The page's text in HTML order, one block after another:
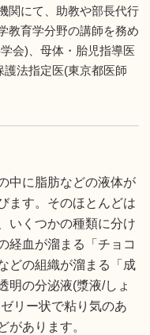
関にて、助教や部長代行
教育学分野の講師を務め
会)、母体・胎児指導医
法指定医(東京都医師
中に脂肪などの液体が
ます。そのほとんどは
いくつかの種類に分け
経血が溜まる「チョコ
どの組織が溜まる「成
明の分泌液(漿液/しょ
リー状で粘り気のあ
があります。